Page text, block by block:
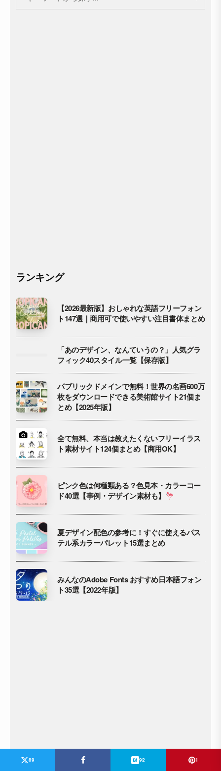
ランキング
【2026最新版】おしゃれな英語フリーフォン
ト147選｜商用可で使いやすい注目書体まとめ
「あのデザイン、なんていうの？」人気グラ
フィック40スタイル一覧【保存版】
パブリックドメインで無料！世界の名画600万
枚をダウンロードできる美術館サイト21個ま
とめ【2025年版】
全て無料、本当は教えたくないフリーイラス
ト素材サイト124個まとめ【商用OK】
ピンク色は何種類ある？色見本・カラーコー
ド40選【事例・デザイン素材も】
夏デザイン配色の参考に！すぐに使えるパス
テル系カラーパレット15選まとめ
みんなのAdobe Fonts おすすめ日本語フォン
ト35選【2022年版】
89 92 1